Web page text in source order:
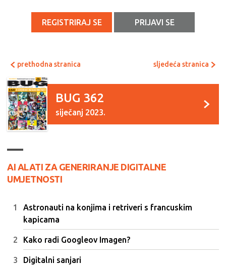
REGISTRIRAJ SE PRIJAVI SE
prethodna stranica sljedeća stranica
BUG 362
siječanj 2023.
AI ALATI ZA GENERIRANJE DIGITALNE
UMJETNOSTI
Astronauti na konjima i retriveri s francuskim
kapicama
Kako radi Googleov Imagen?
Digitalni sanjari